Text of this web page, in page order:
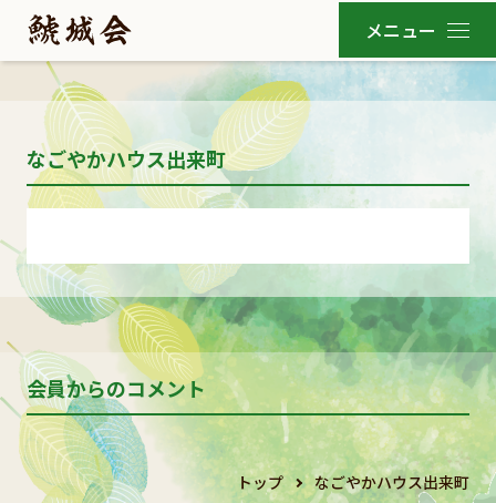
なごやかハウス出来町
会員からのコメント
トップ なごやかハウス出来町